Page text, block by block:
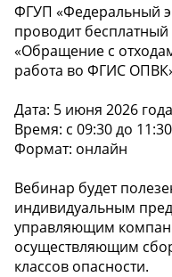
ФГУП «Федеральный
проводит
«Обращение с
работа во ФГИС
Дата: 5 июня 2026 года
Время: с 09:30 до 11:30
Формат: онлайн
Вебинар будет
индивидуальным
управляющим
осуществляющим
классов опасности.